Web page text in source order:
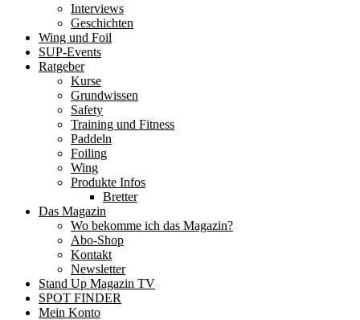
Interviews
Geschichten
Wing und Foil
SUP-Events
Ratgeber
Kurse
Grundwissen
Safety
Training und Fitness
Paddeln
Foiling
Wing
Produkte Infos
Bretter
Das Magazin
Wo bekomme ich das Magazin?
Abo-Shop
Kontakt
Newsletter
Stand Up Magazin TV
SPOT FINDER
Mein Konto